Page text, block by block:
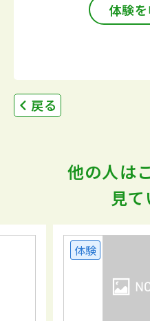
体験
戻る
他の人は
見
体験